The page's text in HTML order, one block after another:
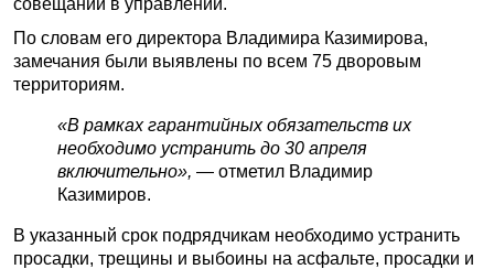
совещании в управлении.
По словам его директора Владимира Казимирова,
замечания были выявлены по всем 75 дворовым
территориям.
«В рамках гарантийных обязательств их
необходимо устранить до 30 апреля
включительно», — отметил Владимир
Казимиров.
В указанный срок подрядчикам необходимо устранить
просадки, трещины и выбоины на асфальте, просадки и